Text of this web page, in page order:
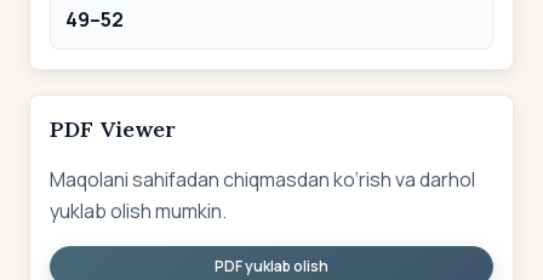
49–52
PDF Viewer
Maqolani sahifadan chiqmasdan ko‘rish va darhol
yuklab olish mumkin.
PDF yuklab olish